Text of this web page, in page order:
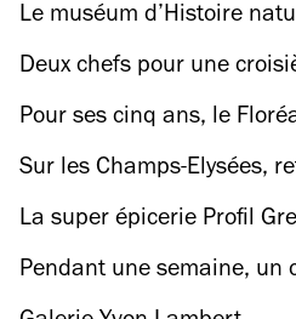
Le muséum d’Histoire
balade en VR avec... des
Deux chefs pour une
la Seine
Pour ses cinq ans, le
d’anniversaire muy latino
Sur les Champs-Elysées,
festival du film coréen à
La super épicerie Profil
formule étudiante à prix
Pendant une semaine, un
au barbecue de ce restau